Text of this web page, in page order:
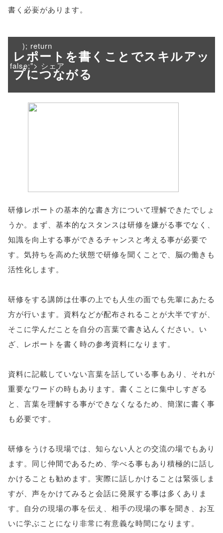
toolbar=no,
); return
false;"> シェア
書く必要があります。
レポートを書くことでスキルアッ
プにつながる
研修レポートの基本的な書き方について理解できたでしょ
うか。まず、基本的なスタンスは研修を嫌がる事でなく、
知識を向上する事ができるチャンスと考える事が必要で
す。気持ちを高めた状態で研修を聞くことで、脳の働きも
活性化します。
研修をする講師は仕事の上でも人生の面でも先輩にあたる
方が行います。資料などが配布されることが大半ですが、
そこに学んだことを自分の言葉で書き込んください。い
ざ、レポートを書く時の参考資料になります。
資料に記載していない言葉を話している事もあり、それが
重要なワードの時もあります。書くことに集中しすぎる
と、言葉を理解する事ができなくなるため、簡潔に書く事
も必要です。
研修をうける現場では、知らない人との交流の場でもあり
ます。同じ仲間であるため、学べる事もあり積極的に話し
かけることも勧めます。実際に話しかけることは緊張しま
すが、声をかけてみると会話に発展する事は多くありま
す。自分の現場の事を伝え、相手の現場の事を聞き、お互
いに学ぶことになり非常に有意義な時間になります。